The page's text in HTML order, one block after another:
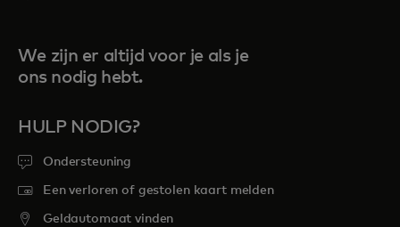
We zijn er altijd voor je als je
ons nodig hebt.
HULP NODIG?
Ondersteuning
Een verloren of gestolen kaart melden
Geldautomaat vinden